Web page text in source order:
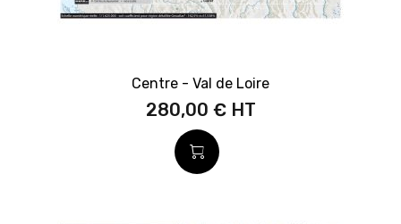
Centre - Val de Loire
280,00 €